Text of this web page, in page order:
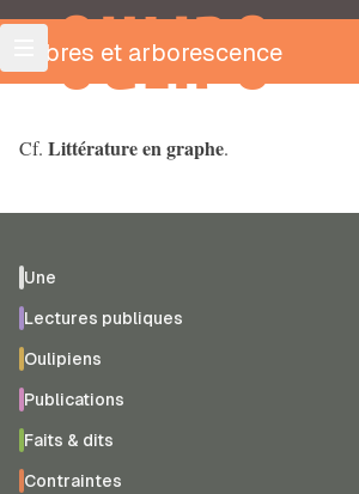
OULIPO
Arbres et arborescence
Cf. Littérature en graphe.
Une
Lectures publiques
Oulipiens
Publications
Faits & dits
Contraintes